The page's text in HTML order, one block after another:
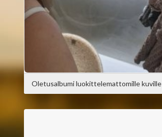
Oletusalbumi luokittelemattomille kuville